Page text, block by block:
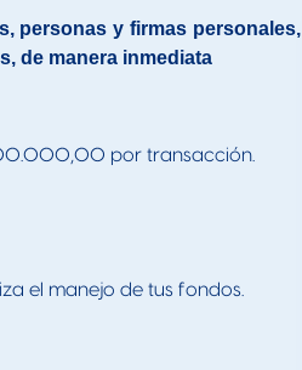
personas y firmas personales,
de manera inmediata
por transacción.
el manejo de tus fondos.